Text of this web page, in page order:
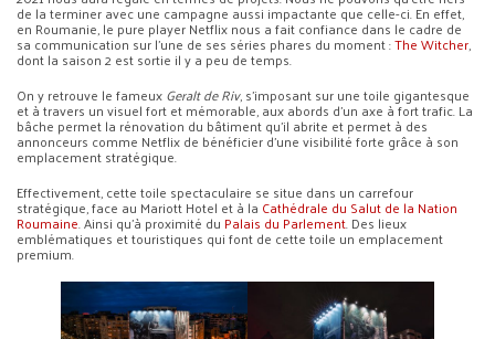
de la terminer avec une campagne aussi impactante que celle-ci. En effet,
en Roumanie, le pure player Netflix nous a fait confiance dans le cadre de
sa communication sur l’une de ses séries phares du moment :The Witcher,
dont la saison 2 est sortie il y a peu de temps.
On y retrouve le fameuxGeralt de Riv, s’imposant sur une toile gigantesque
et à travers un visuel fort et mémorable, aux abords d’un axe à fort trafic. La
bâche permet la rénovation du bâtiment qu’il abrite et permet à des
annonceurs comme Netflix de bénéficier d’une visibilité forte grâce à son
emplacement stratégique.
Effectivement, cette toile spectaculaire se situe dans un carrefour
stratégique, face au Mariott Hotel et à la Cathédrale du Salut de la Nation
Roumaine. Ainsi qu’à proximité du Palais du Parlement. Des lieux
emblématiques et touristiques qui font de cette toile un emplacement
premium.